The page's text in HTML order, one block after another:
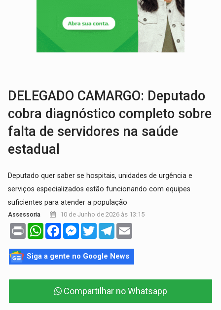
Corumbiara lidera Ideb 2025 entre redes
COMPETIÇÕES:Joer 2026 inicia fases regionais e reúne mais de 7,3
PERIGO: Moradores denunciam escuridão e insegurança na
DELEGADO CAMARGO: Deputado
cobra diagnóstico completo sobre
falta de servidores na saúde
estadual
Deputado quer saber se hospitais, unidades de urgência e
serviços especializados estão funcionando com equipes
suficientes para atender a população
Assessoria 10 de Junho de 2026 às 13:15
Print WhatsAppFacebookMessenger
TwitterTelegram
Siga a gente no Google News
Compartilhar no Whatsapp